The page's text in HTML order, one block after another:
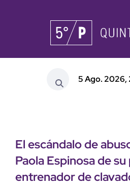
5 Ago. 2026,
El escándalo de
Paola Espinosa de
entrenador de